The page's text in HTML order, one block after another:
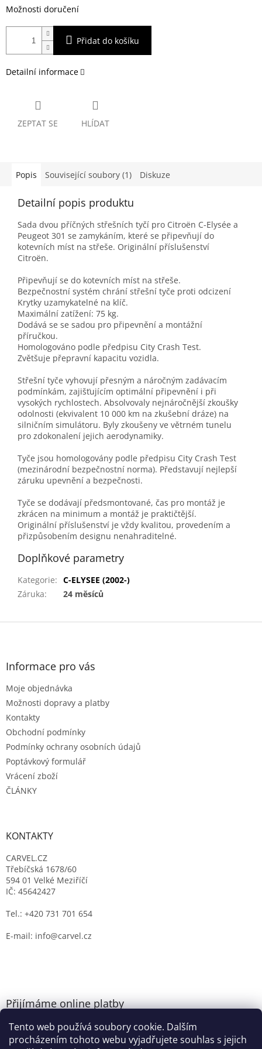
Tento web používá soubory cookie. Dalším
procházením tohoto webu vyjadřujete souhlas s jejich
Možnosti doručení
Přidat do košíku
Detailní informace
ZEPTAT SE HLÍDAT
Popis Související soubory (1) Diskuze
Detailní popis produktu
Sada dvou příčných střešních tyčí pro Citroën C-Elysée a
Peugeot 301 se zamykáním, které se připevňují do
kotevních míst na střeše. Originální příslušenství
Citroën.
Připevňují se do kotevních míst na střeše.
Bezpečnostní systém chrání střešní tyče proti odcizení
Krytky uzamykatelné na klíč.
Maximální zatížení: 75 kg.
Dodává se se sadou pro připevnění a montážní
příručkou.
Homologováno podle předpisu City Crash Test.
Zvětšuje přepravní kapacitu vozidla.
Střešní tyče vyhovují přesným a náročným zadávacím
podmínkám, zajišťujícím optimální připevnění i při
vysokých rychlostech. Absolvovaly nejnáročnější zkoušky
odolnosti (ekvivalent 10 000 km na zkušební dráze) na
silničním simulátoru. Byly zkoušeny ve větrném tunelu
pro zdokonalení jejich aerodynamiky.
Tyče jsou homologovány podle předpisu City Crash Test
(mezinárodní bezpečnostní norma). Představují nejlepší
záruku upevnění a bezpečnosti.
Tyče se dodávají předsmontované, čas pro montáž je
zkrácen na minimum a montáž je praktičtější.
Originální příslušenství je vždy kvalitou, provedením a
přizpůsobením designu nenahraditelné.
Doplňkové parametry
Kategorie: C-ELYSEE (2002-)
Záruka: 24 měsíců
Z
Informace pro vás
Moje objednávka
Možnosti dopravy a platby
Kontakty
Obchodní podmínky
Podmínky ochrany osobních údajů
Poptávkový formulář
Vrácení zboží
ČLÁNKY
KONTAKTY
CARVEL.CZ
Třebíčská 1678/60
594 01 Velké Meziříčí
IČ: 45642427
Tel.: +420 731 701 654
E-mail: info@carvel.cz
Přijímáme online platby